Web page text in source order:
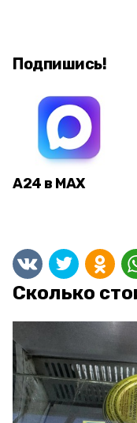
Подпишись!
А24 в MAX
Сколько